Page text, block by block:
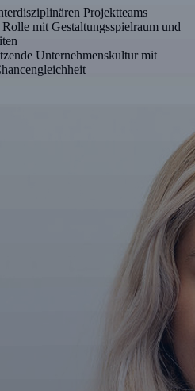
Projektteams
mit Gestaltungsspielraum und
Unternehmenskultur mit